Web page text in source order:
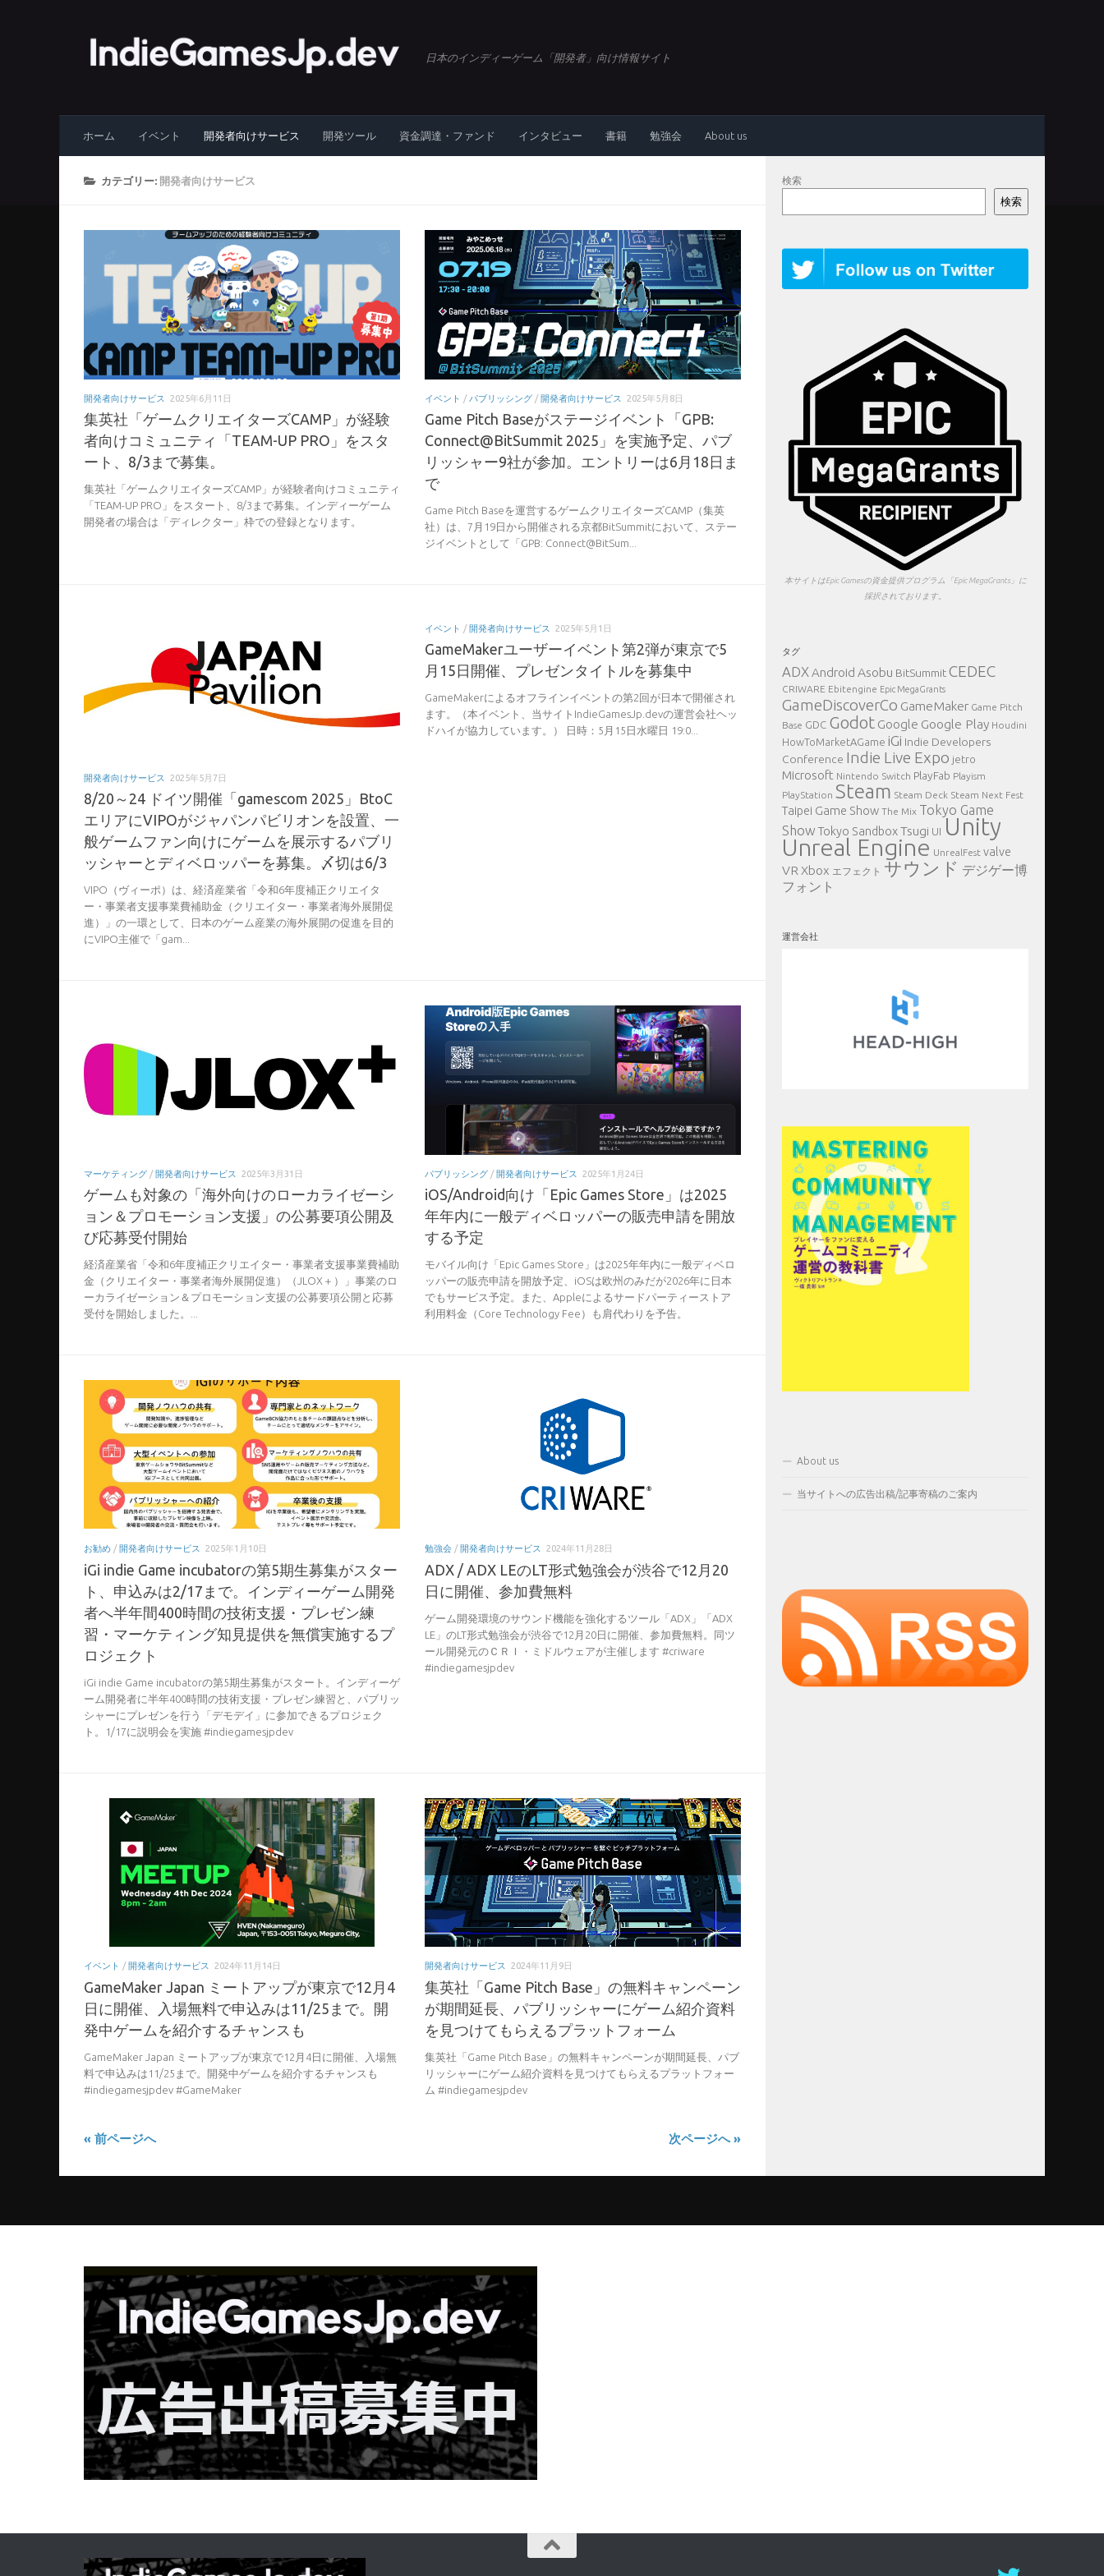
日本のインディーゲーム「開発者」向け情報サイト
ホーム イベント 開発者向けサービス 開発ツール 資金調達・ファンド インタビュー 書籍 勉強会 About us
カテゴリー: 開発者向けサービス
開発者向けサービス 2025年6月11日
集英社「ゲームクリエイターズCAMP」が経験
者向けコミュニティ「TEAM-UP PRO」をスタ
ート、8/3まで募集。
集英社「ゲームクリエイターズCAMP」が経験者向けコミュニティ
「TEAM-UP PRO」をスタート、8/3まで募集。インディーゲーム
開発者の場合は「ディレクター」枠での登録となります。
イベント / パブリッシング /開発者向けサービス 2025年5月8日
Game Pitch Baseがステージイベント「GPB:
Connect@BitSummit 2025」を実施予定、パブ
リッシャー9社が参加。エントリーは6月18日ま
で
Game Pitch Baseを運営するゲームクリエイターズCAMP（集英
社）は、7月19日から開催される京都BitSummitにおいて、ステー
ジイベントとして「GPB: Connect@BitSum...
開発者向けサービス 2025年5月7日
8/20～24 ドイツ開催「gamescom 2025」BtoC
エリアにVIPOがジャパンパビリオンを設置、一
般ゲームファン向けにゲームを展示するパブリ
ッシャーとディベロッパーを募集。〆切は6/3
VIPO（ヴィーポ）は、経済産業省「令和6年度補正クリエイタ
ー・事業者⽀援事業費補助⾦（クリエイター・事業者海外展開促
進）」の一環として、日本のゲーム産業の海外展開の促進を目的
にVIPO主催で「gam...
イベント /開発者向けサービス 2025年5月1日
GameMakerユーザーイベント第2弾が東京で5
月15日開催、プレゼンタイトルを募集中
GameMakerによるオフラインイベントの第2回が日本で開催され
ます。（本イベント、当サイトIndieGamesJp.devの運営会社ヘッ
ドハイが協力しています。） 日時：5月15日水曜日 19:0...
マーケティング /開発者向けサービス 2025年3月31日
ゲームも対象の「海外向けのローカライゼーシ
ョン＆プロモーション支援」の公募要項公開及
び応募受付開始
経済産業省「令和6年度補正クリエイター・事業者支援事業費補助
金（クリエイター・事業者海外展開促進）（JLOX＋）」事業のロ
ーカライゼーション＆プロモーション支援の公募要項公開と応募
受付を開始しました。...
パブリッシング /開発者向けサービス 2025年1月24日
iOS/Android向け「Epic Games Store」は2025
年年内に一般ディベロッパーの販売申請を開放
する予定
モバイル向け「Epic Games Store」は2025年年内に一般ディベロ
ッパーの販売申請を開放予定、iOSは欧州のみだが2026年に日本
でもサービス予定。また、Appleによるサードパーティーストア
利用料金（Core Technology Fee）も肩代わりを予告。
お勧め /開発者向けサービス 2025年1月10日
iGi indie Game incubatorの第5期生募集がスター
ト、申込みは2/17まで。インディーゲーム開発
者へ半年間400時間の技術支援・プレゼン練
習・マーケティング知見提供を無償実施するプ
ロジェクト
iGi indie Game incubatorの第5期生募集がスタート。インディーゲ
ーム開発者に半年400時間の技術支援・プレゼン練習と、パブリッ
シャーにプレゼンを行う「デモデイ」に参加できるプロジェク
ト。1/17に説明会を実施 #indiegamesjpdev
勉強会 /開発者向けサービス 2024年11月28日
ADX / ADX LEのLT形式勉強会が渋谷で12月20
日に開催、参加費無料
ゲーム開発環境のサウンド機能を強化するツール「ADX」「ADX
LE」のLT形式勉強会が渋谷で12月20日に開催、参加費無料。同ツ
ール開発元のＣＲＩ・ミドルウェアが主催します #criware
#indiegamesjpdev
イベント /開発者向けサービス 2024年11月14日
GameMaker Japan ミートアップが東京で12月4
日に開催、入場無料で申込みは11/25まで。開
発中ゲームを紹介するチャンスも
GameMaker Japan ミートアップが東京で12月4日に開催、入場無
料で申込みは11/25まで。開発中ゲームを紹介するチャンスも
#indiegamesjpdev #GameMaker
開発者向けサービス 2024年11月9日
集英社「Game Pitch Base」の無料キャンペーン
が期間延長、パブリッシャーにゲーム紹介資料
を見つけてもらえるプラットフォーム
集英社「Game Pitch Base」の無料キャンペーンが期間延長、パブ
リッシャーにゲーム紹介資料を見つけてもらえるプラットフォー
ム #indiegamesjpdev
« 前ページへ 次ページへ »
検索
検索
本サイトはEpic Gamesの資金提供プログラム「Epic MegaGrants」に
採択されております。
タグ
ADX Android Asobu BitSummitCEDEC
CRIWARE Ebitengine Epic MegaGrants
GameDiscoverCo GameMaker Game Pitch
Base GDC Godot Google Google Play Houdini
HowToMarketAGame iGi Indie Developers
Conference Indie Live Expo jetro
Microsoft Nintendo Switch PlayFab Playism
PlayStation Steam Steam Deck Steam Next Fest
Taipei Game Show The Mix Tokyo Game
Show Tokyo SandboxTsugi UI Unity
Unreal Engine UnrealFest valve
VR Xbox エフェクト サウンド デジゲー博
フォント
運営会社
About us
当サイトへの広告出稿/記事寄稿のご案内